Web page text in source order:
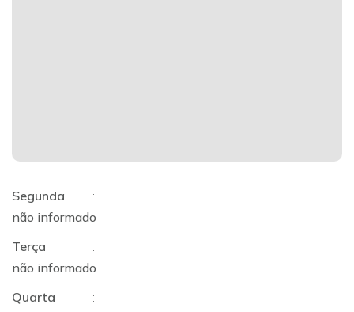
Segunda
:
não informado
Terça
:
não informado
Quarta
: